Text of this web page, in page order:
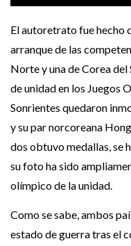
El autoretrato fue hecho
arranque de las
Norte y una de Corea
de unidad en los Juegos
Sonrientes quedaron
y su par norcoreana
dos obtuvo medallas, se
su foto ha sido
olímpico de la unidad.
Como se sabe, ambos
estado de guerra tras el